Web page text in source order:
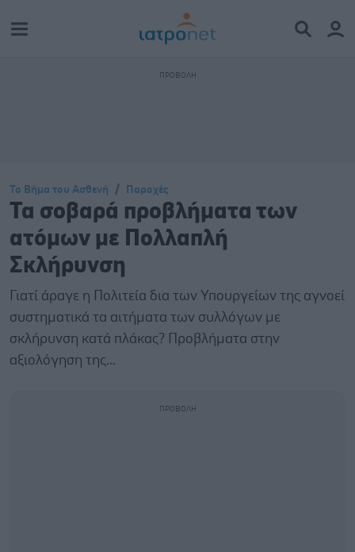
Το Βήμα του Ασθενή Παροχές
Τα σοβαρά προβλήματα των
ατόμων με Πολλαπλή
Σκλήρυνση
Γιατί άραγε η Πολιτεία δια των Υπουργείων της αγνοεί
συστηματικά τα αιτήματα των συλλόγων με
σκλήρυνση κατά πλάκας? Προβλήματα στην
αξιολόγηση της...